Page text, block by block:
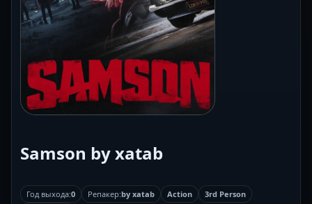
Samson by xatab
Год выхода:0 Репакер:by xatab Action
3rd Person